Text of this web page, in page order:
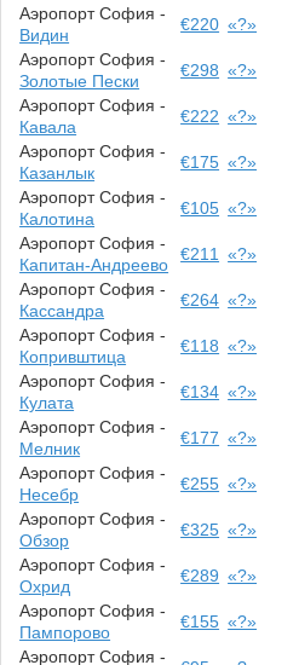
Аэропорт София -
Видин
€220 «?»
Аэропорт София -
Золотые Пески
€298 «?»
Аэропорт София -
Кавала
€222 «?»
Аэропорт София -
Казанлык
€175 «?»
Аэропорт София -
Калотина
€105 «?»
Аэропорт София -
Капитан-Андреево
€211 «?»
Аэропорт София -
Кассандра
€264 «?»
Аэропорт София -
Копривштица
€118 «?»
Аэропорт София -
Кулата
€134 «?»
Аэропорт София -
Мелник
€177 «?»
Аэропорт София -
Несебр
€255 «?»
Аэропорт София -
Обзор
€325 «?»
Аэропорт София -
Охрид
€289 «?»
Аэропорт София -
Пампорово
€155 «?»
Аэропорт София -